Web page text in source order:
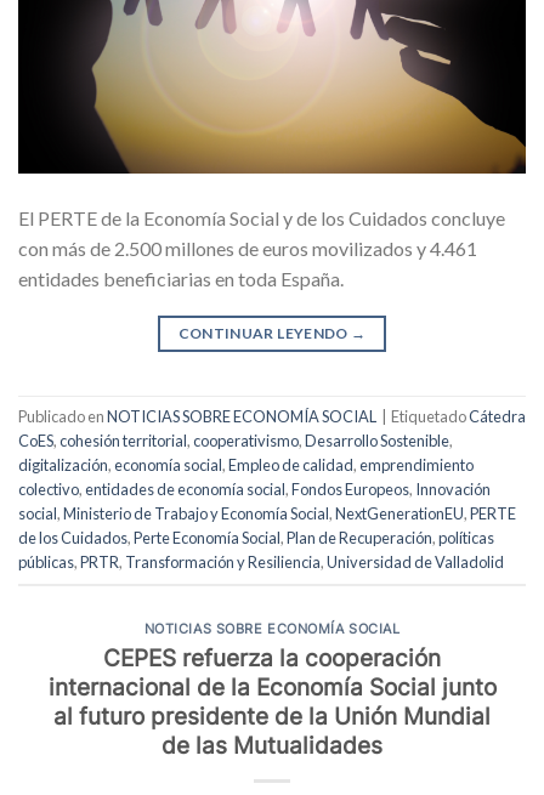
El PERTE de la Economía Social y de los Cuidados concluye
con más de 2.500 millones de euros movilizados y 4.461
entidades beneficiarias en toda España.
CONTINUAR LEYENDO →
Publicado enNOTICIAS SOBRE ECONOMÍA SOCIAL EtiquetadoCátedra
CoES,cohesión territorial,cooperativismo,Desarrollo Sostenible,
digitalización,economía social,Empleo de calidad,emprendimiento
colectivo,entidades de economía social,Fondos Europeos, Innovación
social,Ministerio de Trabajo y Economía Social,NextGenerationEU,PERTE
de los Cuidados,Perte Economía Social,Plan de Recuperación,políticas
públicas,PRTR, Transformación y Resiliencia,Universidad de Valladolid
NOTICIAS SOBRE ECONOMÍA SOCIAL
CEPES refuerza la cooperación
internacional de la Economía Social junto
al futuro presidente de la Unión Mundial
de las Mutualidades